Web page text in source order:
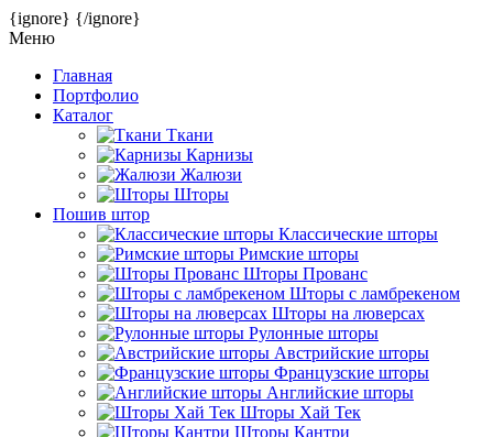
{ignore} {/ignore}
Меню
Главная
Портфолио
Каталог
Ткани
Карнизы
Жалюзи
Шторы
Пошив штор
Классические шторы
Римские шторы
Шторы Прованс
Шторы с ламбрекеном
Шторы на люверсах
Рулонные шторы
Австрийские шторы
Французские шторы
Английские шторы
Шторы Хай Тек
Шторы Кантри